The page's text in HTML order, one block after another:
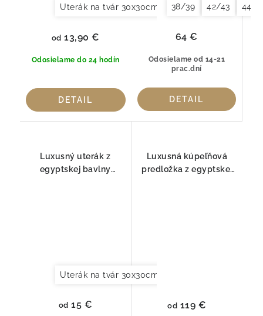
Uterák na tvár 30x30cm Uterák pre hostí
Odosielame do 24 hodín
od 13,90 €
DETAIL
38/39 42/43 44/
Odosielame od 14-21
prac.dní
64 €
DETAIL
Luxusný uterák z
egyptskej bavlny
Uterák na tvár 30x30cm
od 15 €
Luxusná kúpeľňová
predložka z egyptskej
od 119 €